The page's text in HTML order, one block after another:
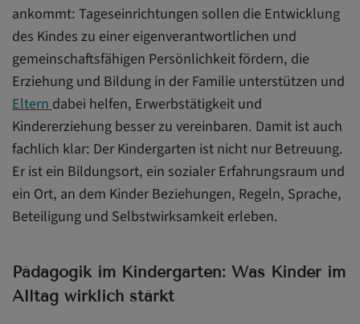
ankommt: Tageseinrichtungen sollen die Entwicklung
des Kindes zu einer eigenverantwortlichen und
gemeinschaftsfähigen Persönlichkeit fördern, die
Erziehung und Bildung in der Familie unterstützen und
Elterndabei helfen, Erwerbstätigkeit und
Kindererziehung besser zu vereinbaren. Damit ist auch
fachlich klar: Der Kindergarten ist nicht nur Betreuung.
Er ist ein Bildungsort, ein sozialer Erfahrungsraum und
ein Ort, an dem Kinder Beziehungen, Regeln, Sprache,
Beteiligung und Selbstwirksamkeit erleben.
Pädagogik im Kindergarten: Was Kinder im
Alltag wirklich stärkt